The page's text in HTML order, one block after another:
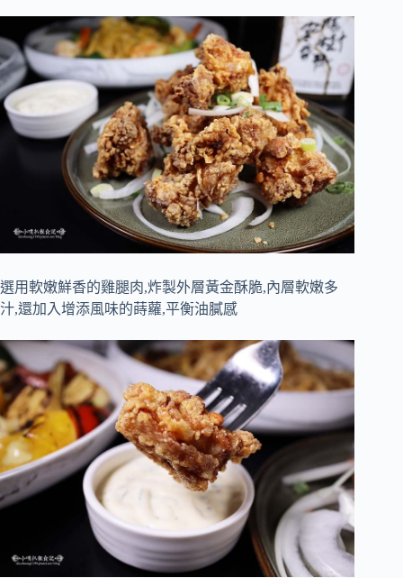
選用軟嫩鮮香的雞腿肉,炸製外層黃金酥脆,內層軟嫩多
汁,還加入增添風味的蒔蘿,平衡油膩感